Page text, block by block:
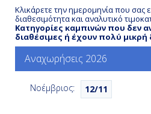
Κλικάρετε την ημερομηνία που σας
διαθεσιμότητα και αναλυτικό
Κατηγορίες καμπινών που δεν
διαθέσιμες ή έχουν πολύ μικρή
Αναχωρήσεις 2026
Νοέμβριος: 12/11